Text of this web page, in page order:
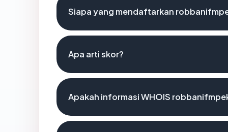
Siapa yang mendaftarkan
Apa arti skor?
Apakah informasi WHOIS